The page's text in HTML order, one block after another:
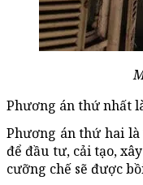
Phương án thứ nhất
Phương án thứ hai
để đầu tư, cải tạo,
cưỡng chế sẽ được